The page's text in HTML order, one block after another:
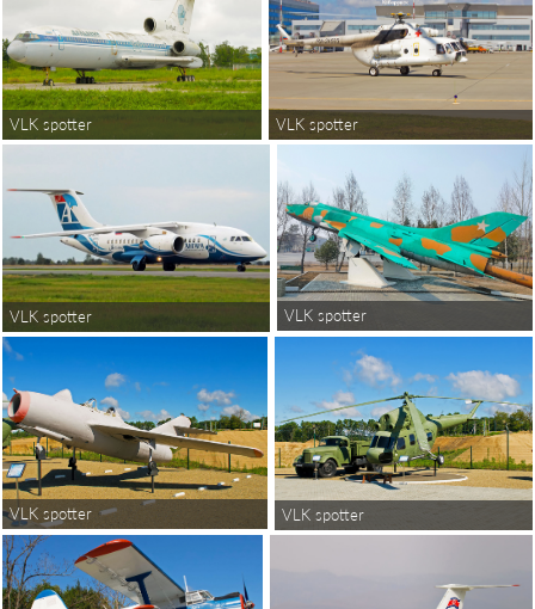
VLK spotter VLK spotter
VLK spotter VLK spotter
VLK spotter VLK spotter